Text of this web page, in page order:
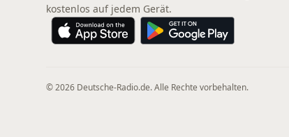
kostenlos auf jedem Gerät.
© 2026 Deutsche-Radio.de. Alle Rechte vorbehalten.